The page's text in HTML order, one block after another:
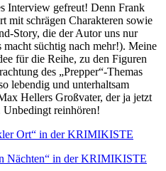
Interview gefreut! Denn Frank
mit schrägen Charakteren sowie
Story, die der Autor uns nur
süchtig nach mehr!). Meine
für die Reihe, zu den Figuren
des „Prepper“-Themas
lebendig und unterhaltsam
Hellers Großvater, der ja jetzt
Unbedingt reinhören!
Ort“ in der KRIMIKISTE
Nächten“ in der KRIMIKISTE